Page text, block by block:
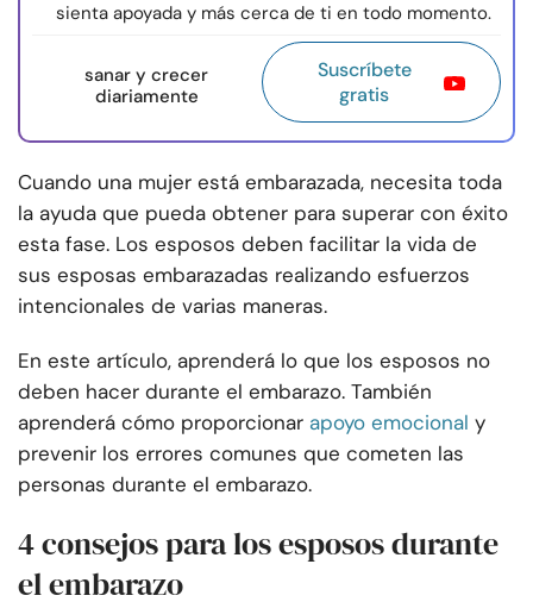
sienta apoyada y más cerca de ti en todo momento.
sanar y crecer
diariamente
Suscríbete
gratis
Cuando una mujer está embarazada, necesita toda
la ayuda que pueda obtener para superar con éxito
esta fase. Los esposos deben facilitar la vida de
sus esposas embarazadas realizando esfuerzos
intencionales de varias maneras.
En este artículo, aprenderá lo que los esposos no
deben hacer durante el embarazo. También
aprenderá cómo proporcionar apoyo emocional y
prevenir los errores comunes que cometen las
personas durante el embarazo.
4 consejos para los esposos durante
el embarazo